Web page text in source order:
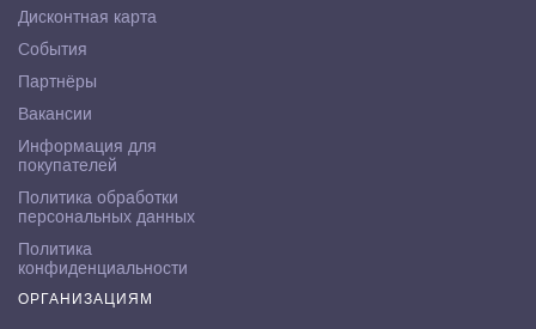
Дисконтная карта
События
Партнёры
Вакансии
Информация для
покупателей
Политика обработки
персональных данных
Политика
конфиденциальности
ОРГАНИЗАЦИЯМ